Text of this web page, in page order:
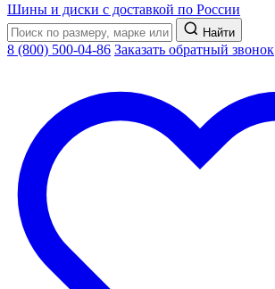
Шины и диски с доставкой по России
Найти
8 (800) 500-04-86 Заказать обратный звонок